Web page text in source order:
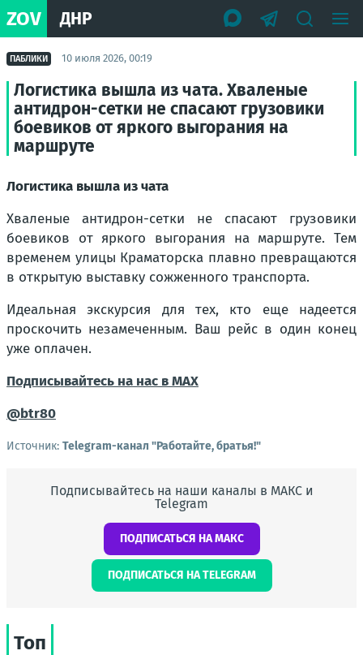
ZOV ДНР
ПАБЛИКИ 10 июля 2026, 00:19
Логистика вышла из чата. Хваленые
антидрон-сетки не спасают грузовики
боевиков от яркого выгорания на
маршруте
Логистика вышла из чата
Хваленые антидрон-сетки не спасают грузовики
боевиков от яркого выгорания на маршруте. Тем
временем улицы Краматорска плавно превращаются
в открытую выставку сожженного транспорта.
Идеальная экскурсия для тех, кто еще надеется
проскочить незамеченным. Ваш рейс в один конец
уже оплачен.
Подписывайтесь на нас в MAX
@btr80
Источник: Telegram-канал "Работайте, братья!"
Подписывайтесь на наши каналы в МАКС и
Telegram
ПОДПИСАТЬСЯ НА МАКС
ПОДПИСАТЬСЯ НА TELEGRAM
Топ